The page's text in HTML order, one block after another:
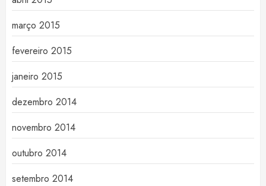
março 2015
fevereiro 2015
janeiro 2015
dezembro 2014
novembro 2014
outubro 2014
setembro 2014